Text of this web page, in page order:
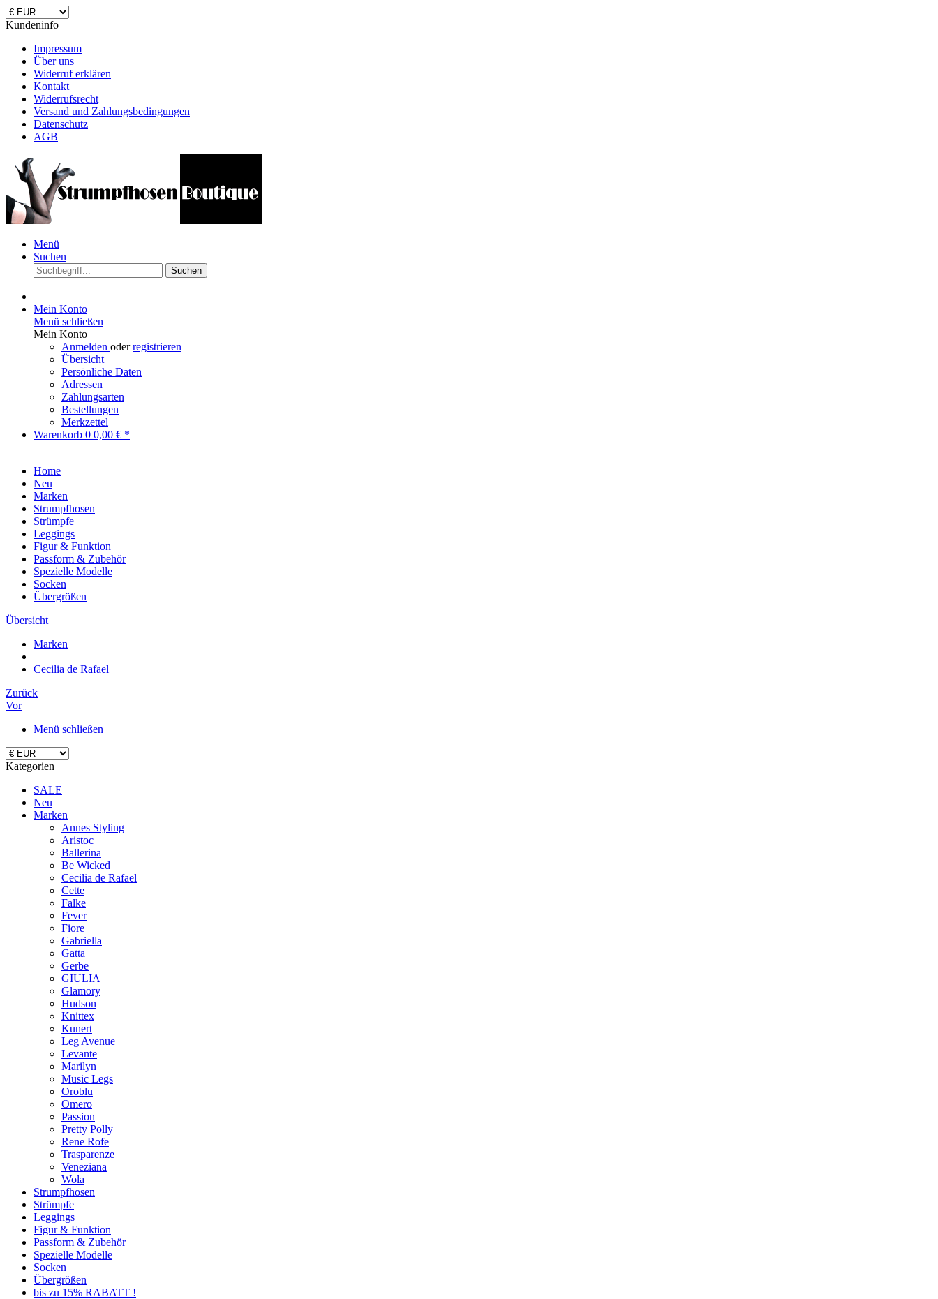
Kundeninfo
Impressum
Über uns
Widerruf erklären
Kontakt
Widerrufsrecht
Versand und Zahlungsbedingungen
Datenschutz
AGB
Menü
Suchen
Suchen
Mein Konto
Menü schließen
Mein Konto
Anmelden oderregistrieren
Übersicht
Persönliche Daten
Adressen
Zahlungsarten
Bestellungen
Merkzettel
Warenkorb 0 0,00 € *
Home
Neu
Marken
Strumpfhosen
Strümpfe
Leggings
Figur & Funktion
Passform & Zubehör
Spezielle Modelle
Socken
Übergrößen
Übersicht
Marken
Cecilia de Rafael
Zurück
Vor
Menü schließen
Kategorien
SALE
Neu
Marken
Annes Styling
Aristoc
Ballerina
Be Wicked
Cecilia de Rafael
Cette
Falke
Fever
Fiore
Gabriella
Gatta
Gerbe
GIULIA
Glamory
Hudson
Knittex
Kunert
Leg Avenue
Levante
Marilyn
Music Legs
Oroblu
Omero
Passion
Pretty Polly
Rene Rofe
Trasparenze
Veneziana
Wola
Strumpfhosen
Strümpfe
Leggings
Figur & Funktion
Passform & Zubehör
Spezielle Modelle
Socken
Übergrößen
bis zu 15% RABATT !